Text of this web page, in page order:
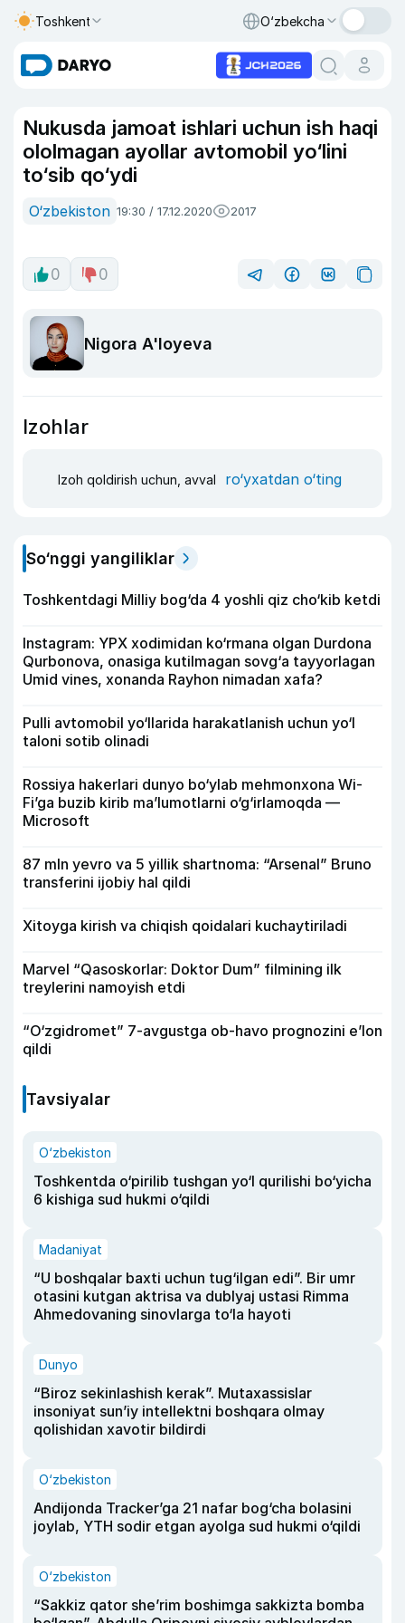
Toshkent O‘zbekcha
Nukusda jamoat ishlari uchun ish haqi
ololmagan ayollar avtomobil yo‘lini
to‘sib qo‘ydi
O‘zbekiston 19:30 / 17.12.2020 2017
0 0
Nigora A'loyeva
Izohlar
Izoh qoldirish uchun, avval ro‘yxatdan o‘ting
So‘nggi yangiliklar
Toshkentdagi Milliy bog‘da 4 yoshli qiz cho‘kib ketdi
Instagram: YPX xodimidan ko‘rmana olgan Durdona
Qurbonova, onasiga kutilmagan sovg‘a tayyorlagan
Umid vines, xonanda Rayhon nimadan xafa?
Pulli avtomobil yo‘llarida harakatlanish uchun yo‘l
taloni sotib olinadi
Rossiya hakerlari dunyo bo‘ylab mehmonxona Wi-
Fi’ga buzib kirib ma’lumotlarni o‘g‘irlamoqda —
Microsoft
87 mln yevro va 5 yillik shartnoma: “Arsenal” Bruno
transferini ijobiy hal qildi
Xitoyga kirish va chiqish qoidalari kuchaytiriladi
Marvel “Qasoskorlar: Doktor Dum” filmining ilk
treylerini namoyish etdi
“O‘zgidromet” 7-avgustga ob-havo prognozini e’lon
qildi
Tavsiyalar
O‘zbekiston
Toshkentda o‘pirilib tushgan yo‘l qurilishi bo‘yicha
6 kishiga sud hukmi o‘qildi
Madaniyat
“U boshqalar baxti uchun tug‘ilgan edi”. Bir umr
otasini kutgan aktrisa va dublyaj ustasi Rimma
Ahmedovaning sinovlarga to‘la hayoti
Dunyo
“Biroz sekinlashish kerak”. Mutaxassislar
insoniyat sun’iy intellektni boshqara olmay
qolishidan xavotir bildirdi
O‘zbekiston
Andijonda Tracker’ga 21 nafar bog‘cha bolasini
joylab, YTH sodir etgan ayolga sud hukmi o‘qildi
O‘zbekiston
“Sakkiz qator she’rim boshimga sakkizta bomba